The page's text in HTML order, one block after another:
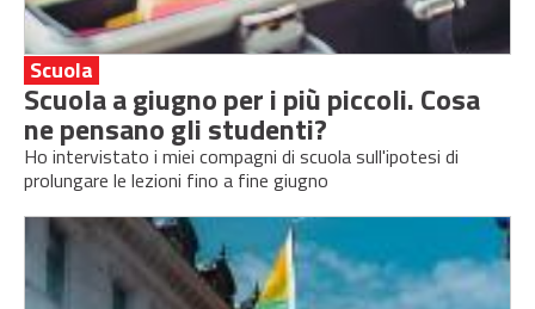
Scuola
Scuola a giugno per i più piccoli. Cosa
ne pensano gli studenti?
Ho intervistato i miei compagni di scuola sull'ipotesi di
prolungare le lezioni fino a fine giugno